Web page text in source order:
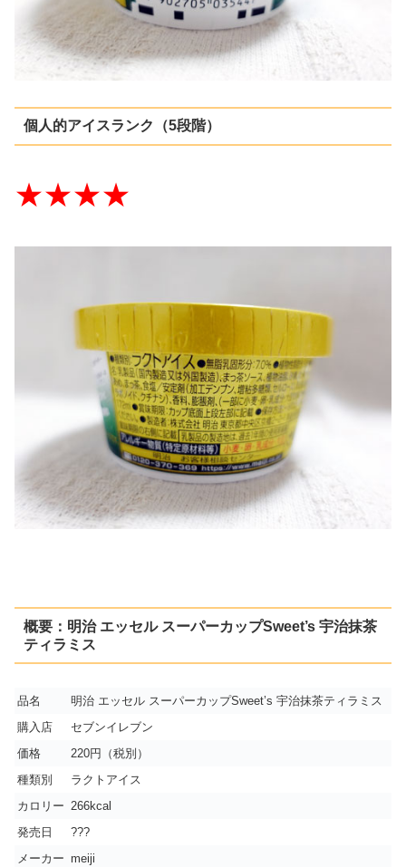
個人的アイスランク（5段階）
★★★★
概要：明治 エッセル スーパーカップSweet’s 宇治抹茶
ティラミス
品名
明治 エッセル スーパーカップSweet’s 宇治抹茶ティラミス
購入店
セブンイレブン
価格
220円（税別）
種類別
ラクトアイス
カロリー 266kcal
発売日
???
メーカー meiji